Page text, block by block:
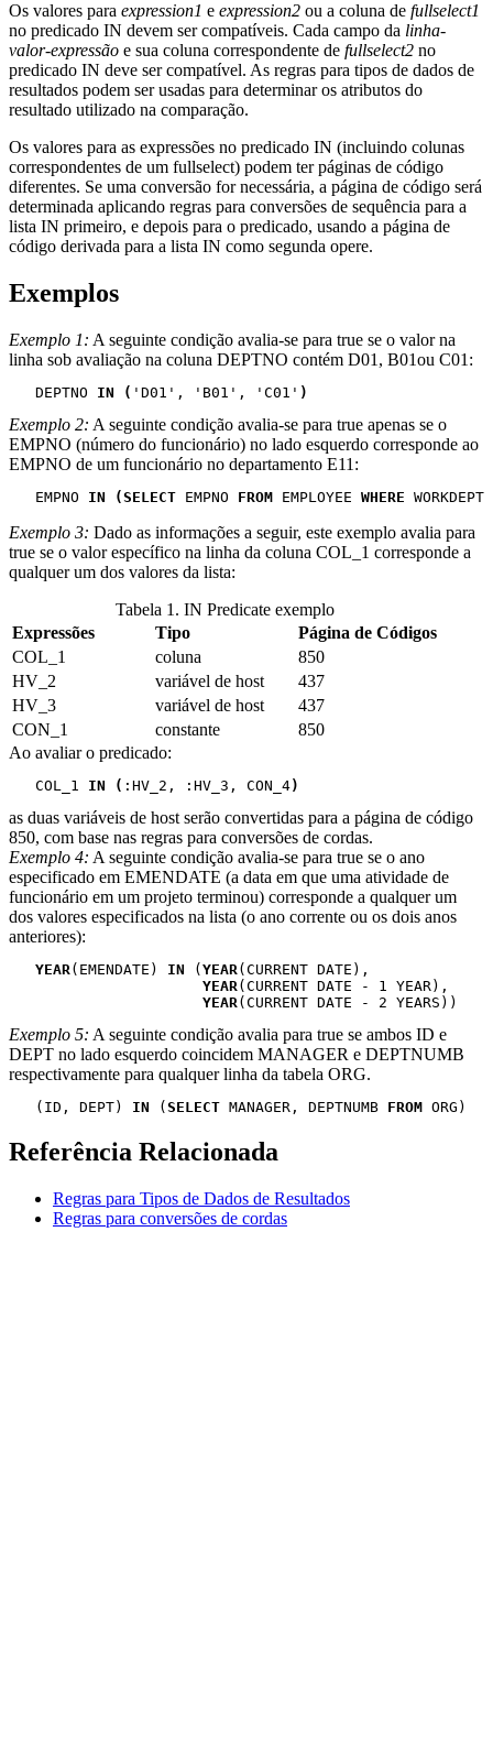
Os valores para expression1 e expression2 ou a coluna de fullselect1
no predicado IN devem ser compatíveis. Cada campo da linha-
valor-expressão e sua coluna correspondente de fullselect2 no
predicado IN deve ser compatível. As regras para tipos de dados de
resultados podem ser usadas para determinar os atributos do
resultado utilizado na comparação.
Os valores para as expressões no predicado IN (incluindo colunas
correspondentes de um fullselect) podem ter páginas de código
diferentes. Se uma conversão for necessária, a página de código será
determinada aplicando regras para conversões de sequência para a
lista IN primeiro, e depois para o predicado, usando a página de
código derivada para a lista IN como segunda opere.
Exemplos
Exemplo 1: A seguinte condição avalia-se para true se o valor na
linha sob avaliação na coluna DEPTNO contém D01, B01ou C01:
   DEPTNO
IN ( 'D01', 'B01', 'C01' )
Exemplo 2: A seguinte condição avalia-se para true apenas se o
EMPNO (número do funcionário) no lado esquerdo corresponde ao
EMPNO de um funcionário no departamento E11:
   EMPNO
IN (SELECT EMPNO FROM EMPLOYEE WHERE
Exemplo 3: Dado as informações a seguir, este exemplo avalia para
true se o valor específico na linha da coluna COL_1 corresponde a
qualquer um dos valores da lista:
Tabela 1. IN Predicate exemplo
Expressões
Tipo
Página de Códigos
COL_1
coluna
850
HV_2
variável de host
437
HV_3
variável de host
437
CON_1
constante
850
Ao avaliar o predicado:
   COL_1
IN ( :HV_2, :HV_3, CON_4)
as duas variáveis de host serão convertidas para a página de código
850, com base nas regras para conversões de cordas.
Exemplo 4: A seguinte condição avalia-se para true se o ano
especificado em EMENDATE (a data em que uma atividade de
funcionário em um projeto terminou) corresponde a qualquer um
dos valores especificados na lista (o ano corrente ou os dois anos
anteriores):
YEAR (EMENDATE) IN ( YEAR (CURRENT DATE),
YEAR (CURRENT DATE - 1 YEAR),
YEAR (CURRENT DATE - 2 YEARS))
Exemplo 5: A seguinte condição avalia para true se ambos ID e
DEPT no lado esquerdo coincidem MANAGER e DEPTNUMB
respectivamente para qualquer linha da tabela ORG.
   (ID, DEPT)
IN ( SELECT MANAGER, DEPTNUMB FROM ORG)
Referência Relacionada
Regras para Tipos de Dados de Resultados
Regras para conversões de cordas